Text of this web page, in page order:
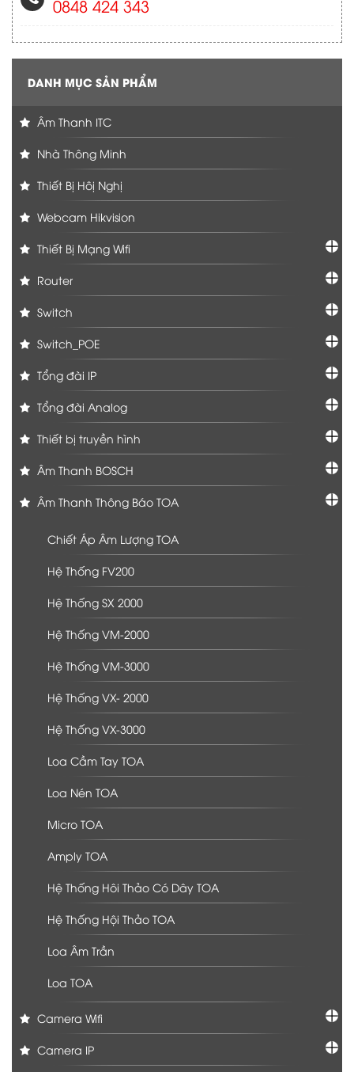
0848 424 343
DANH MỤC SẢN PHẨM
Âm Thanh ITC
Nhà Thông Minh
Thiết Bị Hôị Nghị
Webcam Hikvision
Thiết Bị Mạng Wifi
Router
Switch
Switch_POE
Tổng đài IP
Tổng đài Analog
Thiết bị truyền hình
Âm Thanh BOSCH
Âm Thanh Thông Báo TOA
Chiết Áp Âm Lượng TOA
Hệ Thống FV200
Hệ Thống SX 2000
Hệ Thống VM-2000
Hệ Thống VM-3000
Hệ Thống VX- 2000
Hệ Thống VX-3000
Loa Cầm Tay TOA
Loa Nén TOA
Micro TOA
Amply TOA
Hệ Thống Hôi Thảo Có Dây TOA
Hệ Thống Hội Thảo TOA
Loa Âm Trần
Loa TOA
Camera Wifi
Camera IP